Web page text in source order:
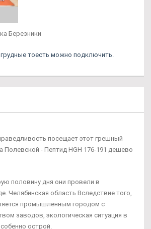
Березники
тоесть можно подключить.
посещает этот грешный
Полевской - Пептид HGH 176-191 дешево
половину дня они провели в
Челябинская область Вследствие того,
промышленным городом с
заводов, экологическая ситуация в
острой.